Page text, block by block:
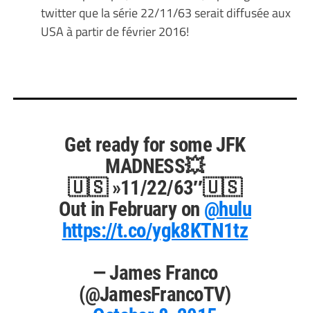
twitter que la série 22/11/63 serait diffusée aux
USA à partir de février 2016!
Get ready for some JFK
MADNESS💥
🇺🇸 »11/22/63″🇺🇸
Out in February on @hulu
https://t.co/ygk8KTN1tz
— James Franco
(@JamesFrancoTV)